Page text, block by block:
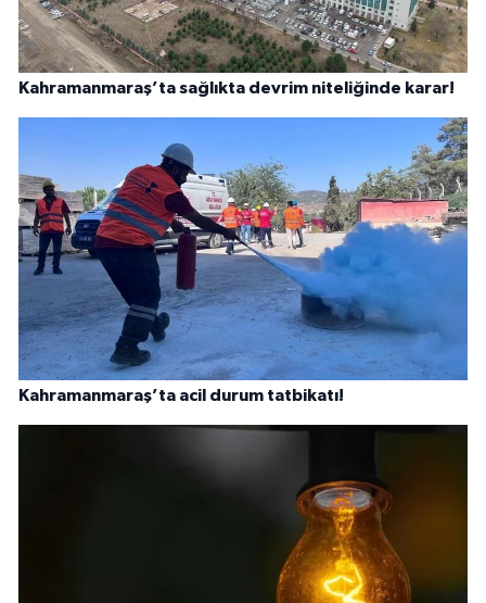
Kahramanmaraş’ta sağlıkta devrim niteliğinde karar!
Kahramanmaraş’ta acil durum tatbikatı!